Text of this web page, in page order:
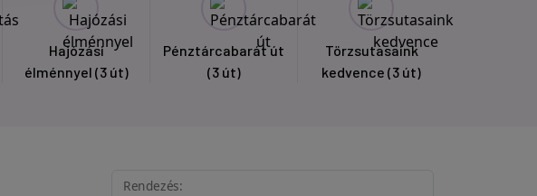
Hajózási
élménnyel (3 út)
Pénztárcabarát út
(3 út)
Törzsutasaink
kedvence (3 út)
Rendezés: